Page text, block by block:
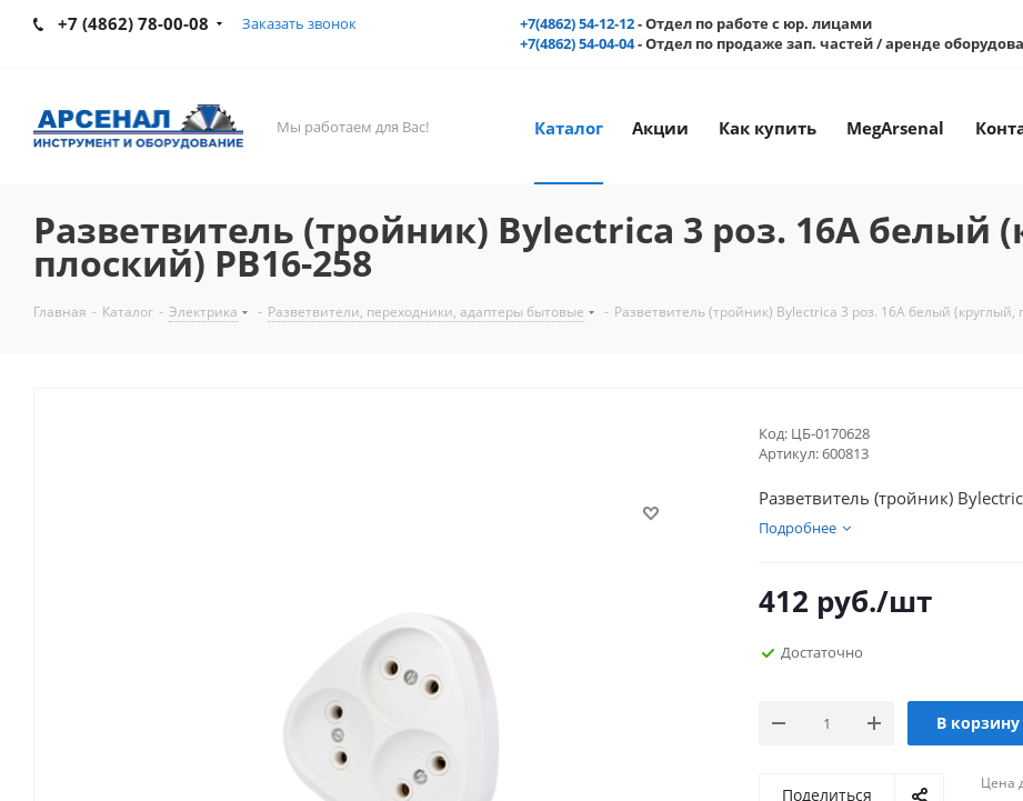
+7 (4862) 78-00-08 Заказать звонок +7(4862) 54-12-12- Отдел по работе с юр. лицами
+7(4862) 54-04-04- Отдел по продаже зап. частей / аренде
Мы работаем для Вас! Каталог Акции Как купить MegArsenal
Разветвитель (тройник) Bylectrica 3 роз. 16А белый
плоский) РВ16-258
Главная - Каталог - Электрика - Разветвители, переходники, адаптеры бытовые - Разветвитель (тройник) Bylectrica 3 роз. 16А белый (круглый,
Код: ЦБ-0170628
Артикул:600813
Разветвитель (тройник)
Подробнее
412 руб./шт
Достаточно
В корзину
Поделиться
Цена